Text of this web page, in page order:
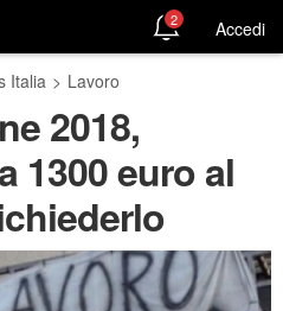
2 Accedi
Italia > Lavoro
2018,
1300 euro al